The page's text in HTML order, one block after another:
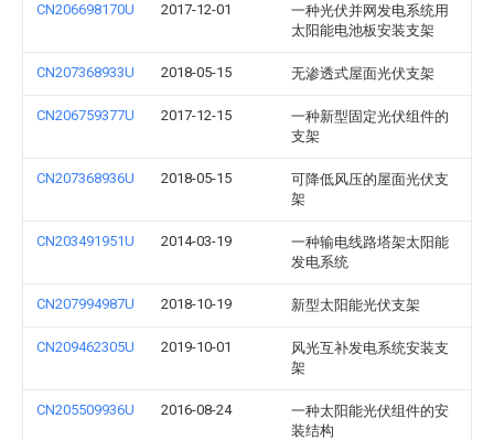
CN206698170U 2017-12-01
一种光伏并网发电系统用
太阳能电池板安装支架
CN207368933U 2018-05-15 无渗透式屋面光伏支架
CN206759377U 2017-12-15
一种新型固定光伏组件的
支架
CN207368936U 2018-05-15
可降低风压的屋面光伏支
架
CN203491951U 2014-03-19
一种输电线路塔架太阳能
发电系统
CN207994987U 2018-10-19 新型太阳能光伏支架
CN209462305U 2019-10-01
风光互补发电系统安装支
架
CN205509936U 2016-08-24
一种太阳能光伏组件的安
装结构